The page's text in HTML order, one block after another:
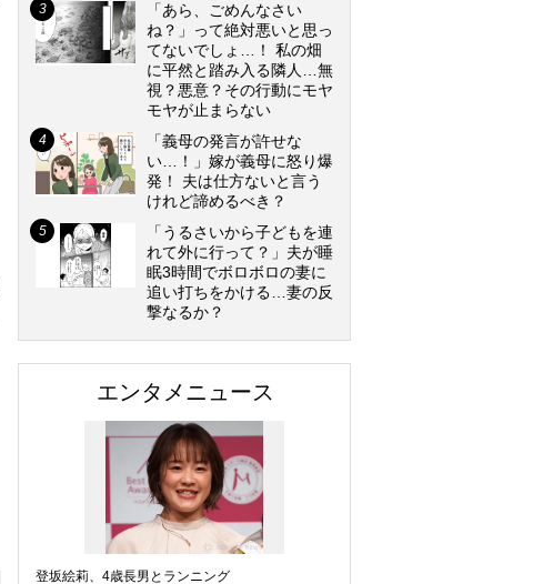
「あら、ごめんなさい
ね？」って絶対悪いと思っ
てないでしょ…！ 私の畑
に平然と踏み入る隣人…無
視？悪意？その行動にモヤ
モヤが止まらない
「義母の発言が許せな
い…！」嫁が義母に怒り爆
発！ 夫は仕方ないと言う
けれど諦めるべき？
「うるさいから子どもを連
れて外に行って？」夫が睡
眠3時間でボロボロの妻に
追い打ちをかける…妻の反
撃なるか？
エンタメニュース
登坂絵莉、4歳長男とランニング